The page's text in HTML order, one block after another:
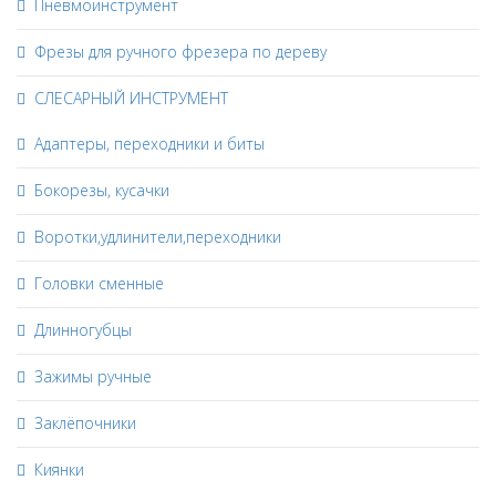
Пневмоинструмент
Фрезы для ручного фрезера по дереву
СЛЕСАРНЫЙ ИНСТРУМЕНТ
Адаптеры, переходники и биты
Бокорезы, кусачки
Воротки,удлинители,переходники
Головки сменные
Длинногубцы
Зажимы ручные
Заклёпочники
Киянки